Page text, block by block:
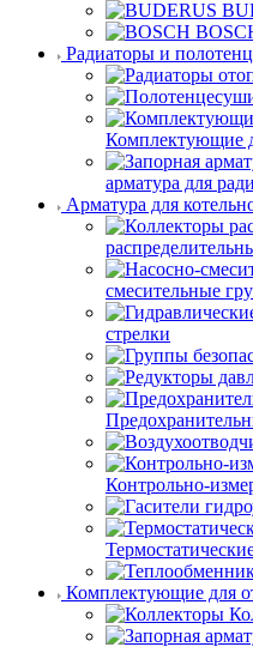
Радиаторы и
Комплектующие
арматура для
Арматура для
смесительные
стрелки
Контрольно-
Комплектующие для